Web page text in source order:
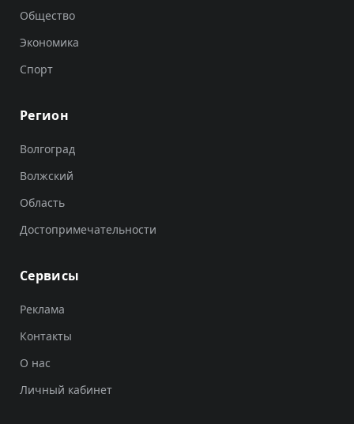
Общество
Экономика
Спорт
Регион
Волгоград
Волжский
Область
Достопримечательности
Сервисы
Реклама
Контакты
О нас
Личный кабинет